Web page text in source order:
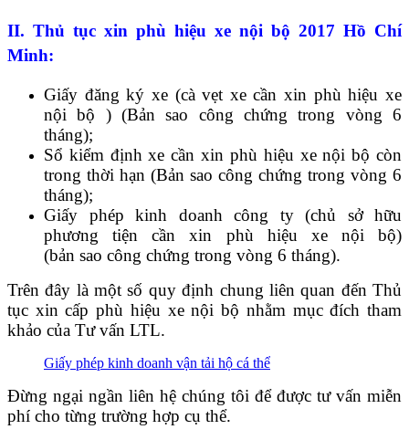
II. Thủ tục xin phù hiệu xe nội bộ 2017 Hồ Chí
Minh:
Giấy đăng ký xe (cà vẹt xe cần xin phù hiệu xe
nội bộ ) (Bản sao công chứng trong vòng 6
tháng);
Sổ kiểm định xe cần xin phù hiệu xe nội bộ còn
trong thời hạn (Bản sao công chứng trong vòng 6
tháng);
Giấy phép kinh doanh công ty (chủ sở hữu
phương tiện cần xin phù hiệu xe nội bộ)
(bản sao công chứng trong vòng 6 tháng).
Trên đây là một số quy định chung liên quan đến Thủ
tục xin cấp phù hiệu xe nội bộ nhằm mục đích tham
khảo của Tư vấn LTL.
Giấy phép kinh doanh vận tải hộ cá thể
Đừng ngại ngần liên hệ chúng tôi để được tư vấn miễn
phí cho từng trường hợp cụ thể.